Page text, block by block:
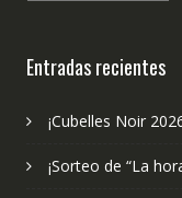
Entradas recientes
¡Cubelles Noir
¡Sorteo de “La